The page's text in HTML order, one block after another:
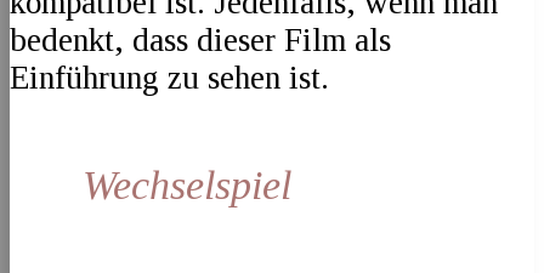
bedenkt, dass dieser Film als
Einführung zu sehen ist.
Wechselspiel